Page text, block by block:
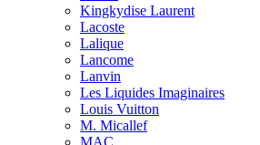
Kingkydise Laurent
Lacoste
Lalique
Lancome
Lanvin
Les Liquides Imaginaires
Louis Vuitton
M. Micallef
MAC